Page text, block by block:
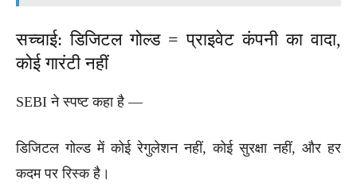
सच्चाई: डिजिटल गोल्ड = प्राइवेट कंपनी का वादा,
कोई गारंटी नहीं
SEBI ने स्पष्ट कहा है —
डिजिटल गोल्ड में कोई रेगुलेशन नहीं, कोई सुरक्षा नहीं, और हर
कदम पर रिस्क है।